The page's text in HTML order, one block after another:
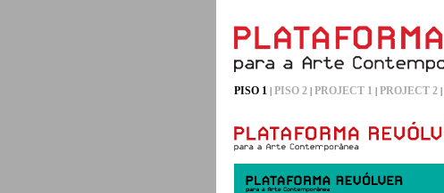
PISO 1 | PISO 2 | PROJECT 1 | PROJECT 2 |